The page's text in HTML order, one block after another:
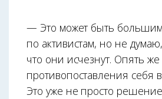
— Это может быть
по активистам, но не думаю,
что они исчезнут. Опять
противопоставления себя
Это уже не просто